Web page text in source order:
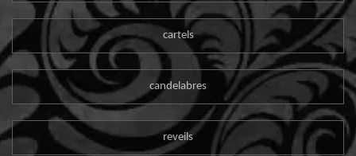
cartels
candelabres
reveils